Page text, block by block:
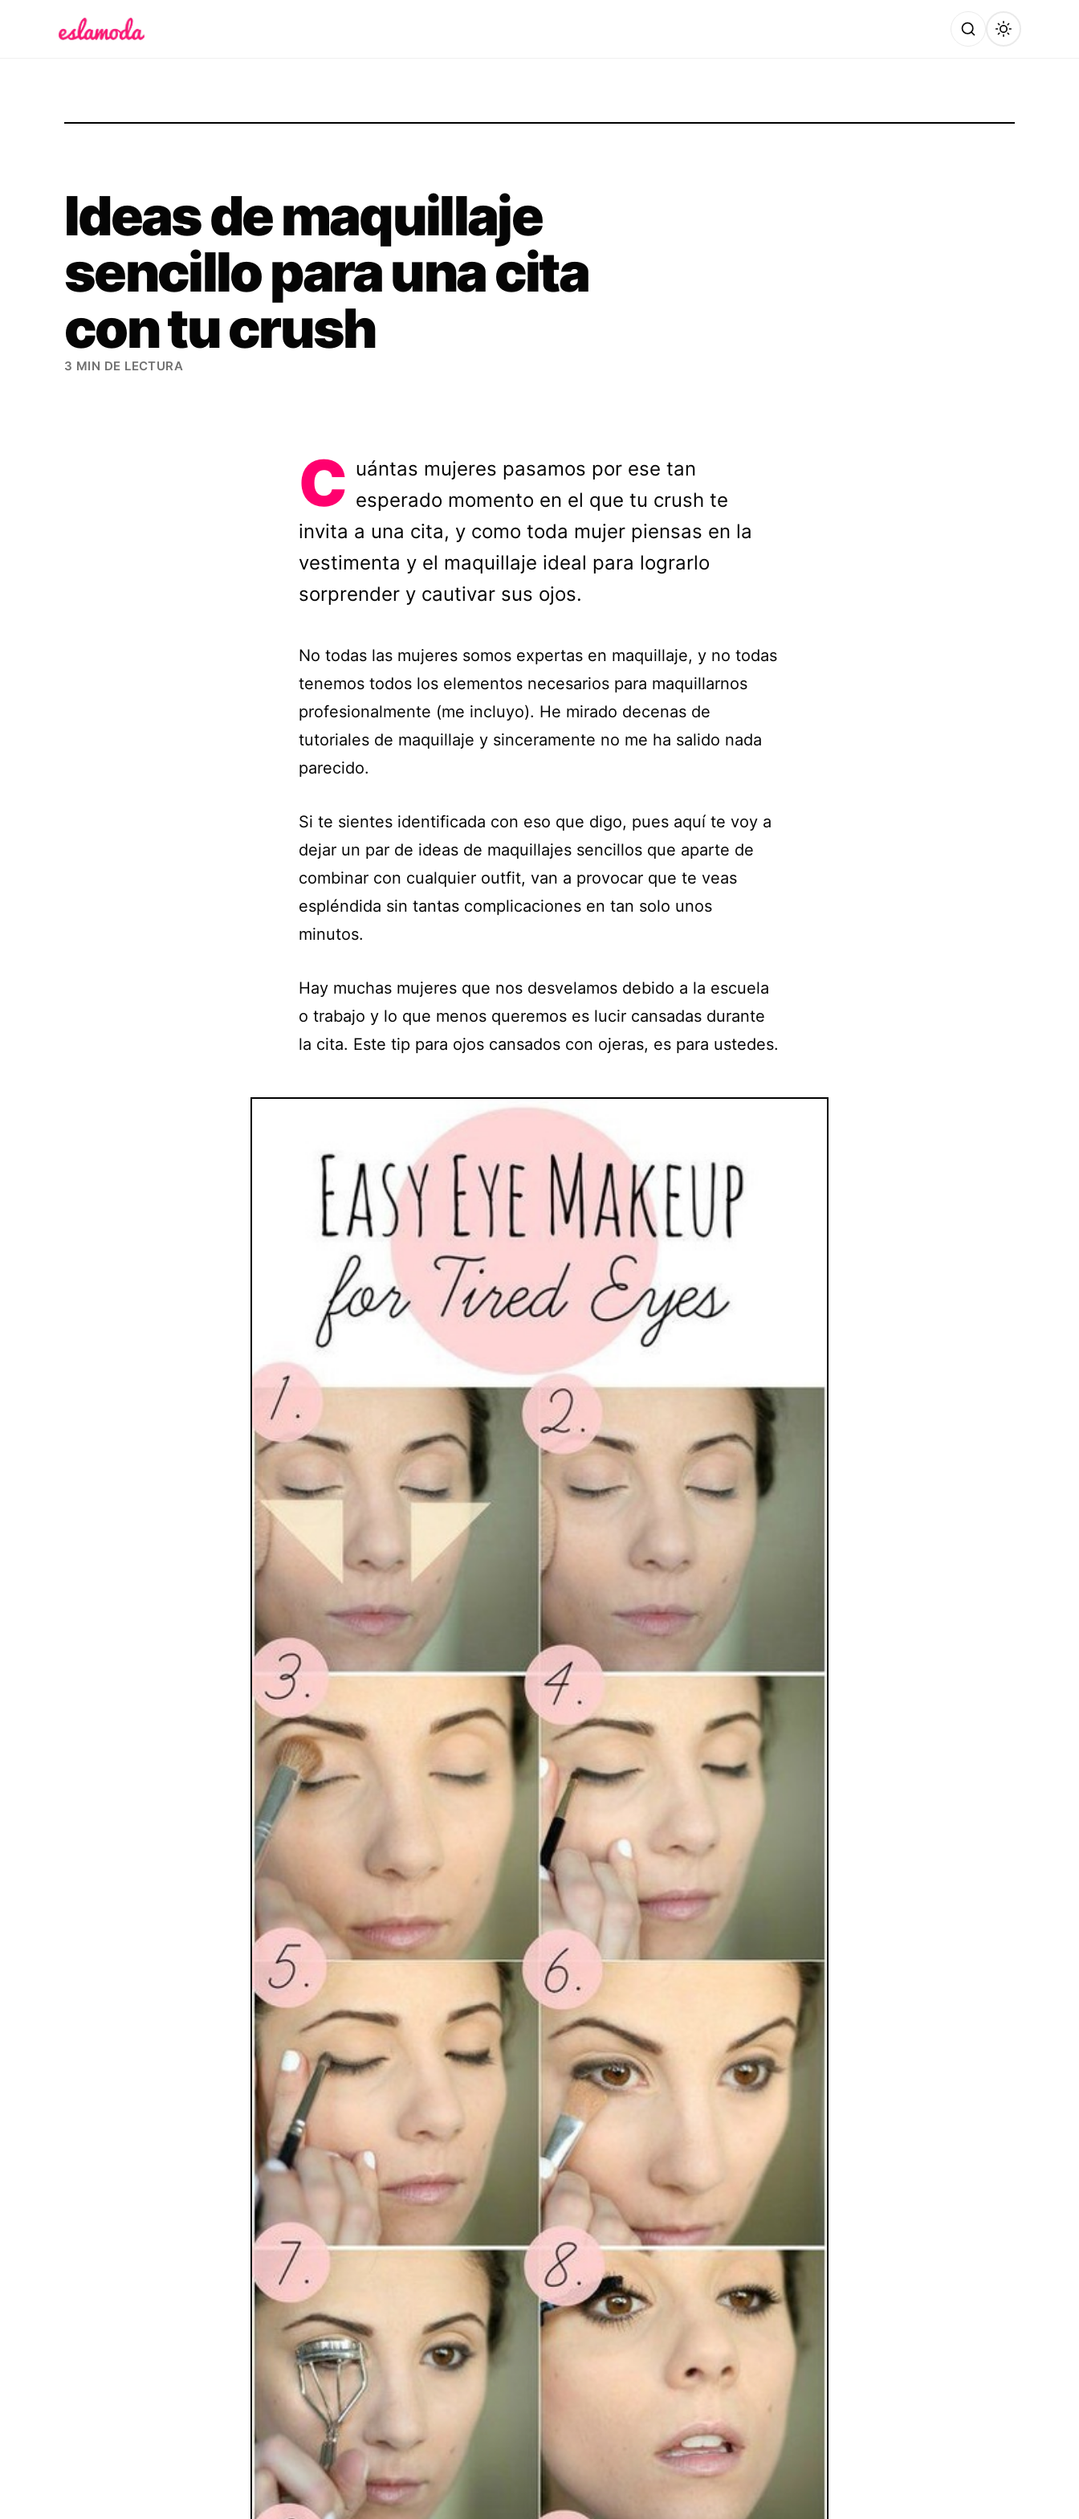
Ideas de maquillaje
sencillo para una cita
con tu crush
3 MIN DE LECTURA
C uántas mujeres pasamos por ese tan
esperado momento en el que tu crush te
invita a una cita, y como toda mujer piensas en la
vestimenta y el maquillaje ideal para lograrlo
sorprender y cautivar sus ojos.
No todas las mujeres somos expertas en maquillaje, y no todas
tenemos todos los elementos necesarios para maquillarnos
profesionalmente (me incluyo). He mirado decenas de
tutoriales de maquillaje y sinceramente no me ha salido nada
parecido.
Si te sientes identificada con eso que digo, pues aquí te voy a
dejar un par de ideas de maquillajes sencillos que aparte de
combinar con cualquier outfit, van a provocar que te veas
espléndida sin tantas complicaciones en tan solo unos
minutos.
Hay muchas mujeres que nos desvelamos debido a la escuela
o trabajo y lo que menos queremos es lucir cansadas durante
la cita. Este tip para ojos cansados con ojeras, es para ustedes.